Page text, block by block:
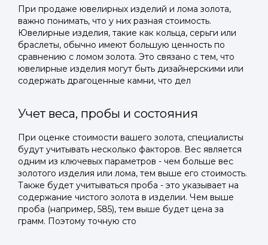
При продаже ювелирных изделий и лома золота,
важно понимать, что у них разная стоимость.
Ювелирные изделия, такие как кольца, серьги или
браслеты, обычно имеют большую ценность по
сравнению с ломом золота. Это связано с тем, что
ювелирные изделия могут быть дизайнерскими или
содержать драгоценные камни, что дел
Учет веса, пробы и состояния
При оценке стоимости вашего золота, специалисты
будут учитывать несколько факторов. Вес является
одним из ключевых параметров - чем больше вес
золотого изделия или лома, тем выше его стоимость.
Также будет учитываться проба - это указывает на
содержание чистого золота в изделии. Чем выше
проба (например, 585), тем выше будет цена за
грамм. Поэтому точную сто